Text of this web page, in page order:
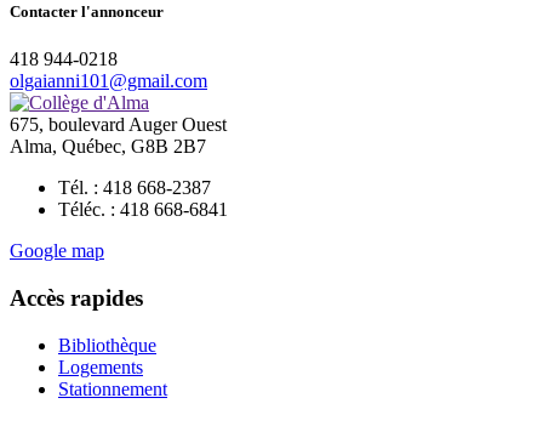
Contacter l'annonceur
418 944-0218
olgaianni101@gmail.com
675, boulevard Auger Ouest
Alma, Québec, G8B 2B7
Tél. : 418 668-2387
Téléc. : 418 668-6841
Google map
Accès rapides
Bibliothèque
Logements
Stationnement